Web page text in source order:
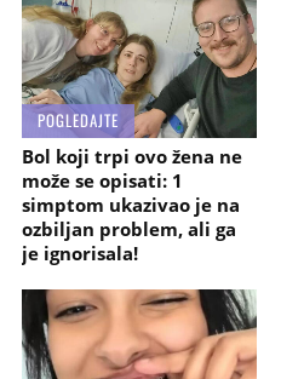
POGLEDAJTE
Bol koji trpi ovo žena ne
može se opisati: 1
simptom ukazivao je na
ozbiljan problem, ali ga
je ignorisala!